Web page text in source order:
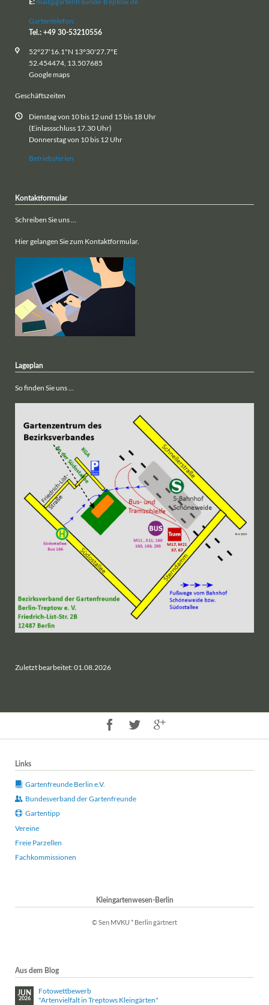
E:
Gartentelefon:
Tel.: +49 30-53210556
52°27'16.1"N 13°30'27.7"E
52.454474, 13.507685
Google maps
Geschäftszeiten
Dienstag von 10 bis 12 und 15 bis 18 Uhr
(Einlassschluss 17.30 Uhr)
Donnerstag von 10 bis 12 Uhr
Betriebsferien
Kontaktformular
Schreiben Sie uns ...
Hier gelangen Sie zum Kontaktformular.
Lageplan
So finden Sie uns ...
Zuletzt bearbeitet: 01.08.2026
Links
Gartenfreunde Berlin e.V.
Bundesverband der Gartenfreunde
Gartentipp
Vereine
Freie Parzellen
Fachkommissionen
Kleingartenwesen-Berlin
© Sen MVKU * Berlin gärtnert
Aus dem Blog
JUN
2026
Fotowettbewerb
"Artenvielfalt in Treptows Kleingärten"